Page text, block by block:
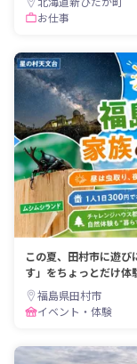
お仕事
この夏、田村市に遊
す」をちょっとだけ体
福島県田村市
イベント・体験